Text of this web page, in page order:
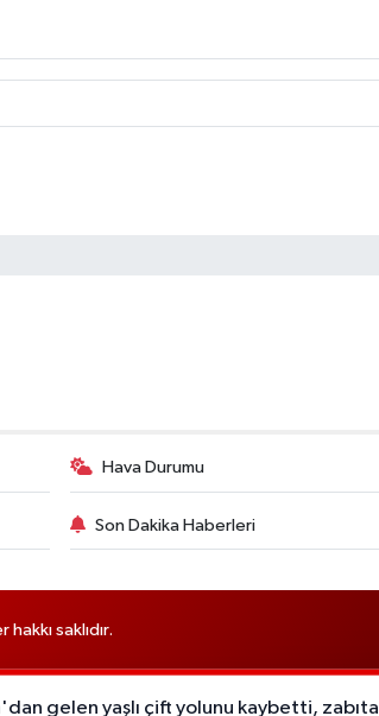
Hava Durumu
Son Dakika Haberleri
saklıdır.
gelen yaşlı çift yolunu kaybetti, zabıta